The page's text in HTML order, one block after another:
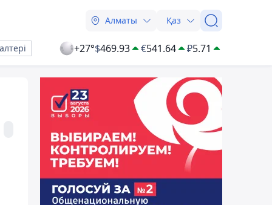
Алматы Қаз
+27°$469.93 €541.64 ₽5.71